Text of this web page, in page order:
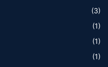
(3)
(1)
(1)
(1)